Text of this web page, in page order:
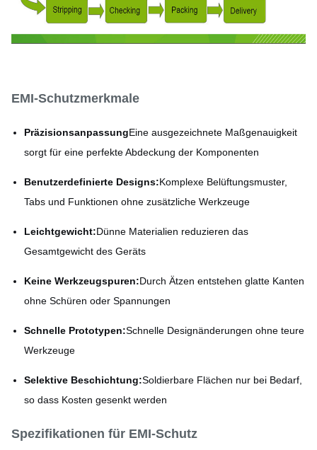
EMI-Schutzmerkmale
PräzisionsanpassungEine ausgezeichnete Maßgenauigkeit
sorgt für eine perfekte Abdeckung der Komponenten
Benutzerdefinierte Designs:Komplexe Belüftungsmuster,
Tabs und Funktionen ohne zusätzliche Werkzeuge
Leichtgewicht:Dünne Materialien reduzieren das
Gesamtgewicht des Geräts
Keine Werkzeugspuren:Durch Ätzen entstehen glatte Kanten
ohne Schüren oder Spannungen
Schnelle Prototypen:Schnelle Designänderungen ohne teure
Werkzeuge
Selektive Beschichtung:Soldierbare Flächen nur bei Bedarf,
so dass Kosten gesenkt werden
Spezifikationen für EMI-Schutz